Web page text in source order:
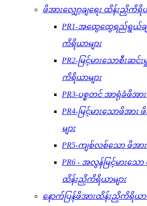
ဖိအားလျှော့ချရေး ထိန်းညှိကိရိယ
PR1-အထွေထွေရည်ရွယ်ခ
ကိရိယာများ
PR2-မြင့်မားသောစီးဆ
ကိရိယာများ
PR3-ပစ္စတင် အာရုံခံဖိအ
PR4-မြင့်မားသောဖိအာ
များ
PR5-ကျစ်လစ်သော ဖိအာ
PR6 - အလွန်မြင့်မားသေ
ထိန်းညှိကိရိယာများ
နောက်ပြန်ဖိအားထိန်းညှိကိရိယာမ